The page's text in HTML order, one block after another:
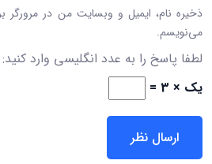
ذخیره نام، ایمیل و وبسایت من در مرورگر
می‌نویسم.
لطفا پاسخ را به عدد انگلیسی وارد کنید:
یک × 3 =